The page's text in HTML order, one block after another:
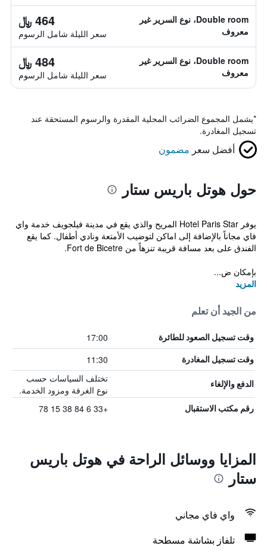
Double room، نوع السرير غير
معروف
464 ﷼
سعر الليلة شامل الرسوم
Double room، نوع السرير غير
معروف
484 ﷼
سعر الليلة شامل الرسوم
*يشمل المجموع الضرائب المحلية المقدرة والرسوم المستحقة عند
تسجيل المغادرة.
أفضل سعر مضمون
حول هوتل باريس ستار
يوفر Hotel Paris Star المريح والذي يقع في مدينة فيلجويف خدمة واي
فاي مجاناً بالإضافة إلى اماكن لتوضيب الأمتعة ونادي أطفال. كما يقع
الفندق على بعد مسافة قريبة تنزهاً من Fort de Bicetre.
بإمكان ض...
المزيد
من الجيد أن تعلم
وقت تسجيل الصعود للطائرة 17:00
وقت تسجيل المغادرة 11:30
الدفع والإلغاء
تختلف السياسات حسب
نوع الغرفة ومزود الخدمة.
رقم مكتب الاستقبال +33 6 84 38 15 78
المزايا ووسائل الراحة في هوتل باريس
ستار
واي فاي مجاني
تلفاز بشاشة مسطحة